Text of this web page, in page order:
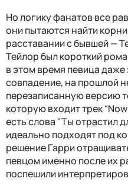
Но логику фанатов все
они пытаются найти
расставании с бывшей —
Тейлор был короткий
в этом время певица даже
совпадение, на прошлой
перезаписанную версию
которую входит трек
есть слова "Ты отрастил
идеально подходят под
решение Гарри
певцом именно после их
поспешили